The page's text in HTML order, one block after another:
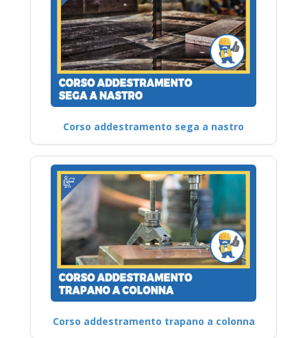
Corso addestramento sega a nastro
Corso addestramento trapano a colonna